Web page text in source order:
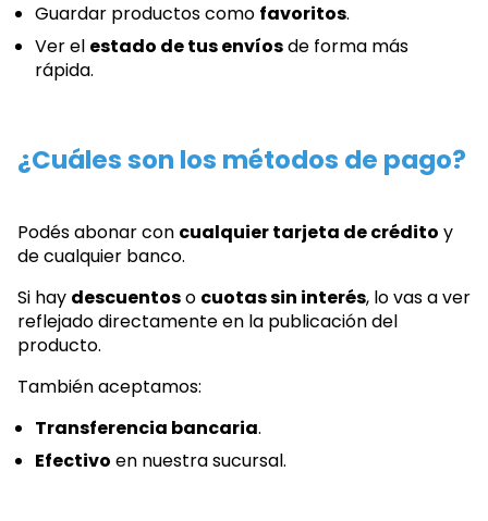
Guardar productos como favoritos.
Ver el estado de tus envíosde forma más
rápida.
¿Cuáles son los métodos de pago?
Podés abonar con cualquier tarjeta de crédito y
de cualquier banco.
Si hay descuentoso cuotas sin interés, lo vas a ver
reflejado directamente en la publicación del
producto.
También aceptamos:
Transferencia bancaria.
Efectivo en nuestra sucursal.